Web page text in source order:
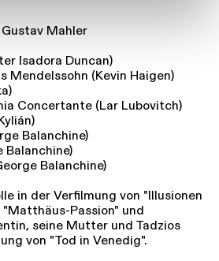
Mahler
Isadora Duncan)
Mendelssohn (Kevin Haigen)
Concertante (Lar Lubovitch)
Balanchine)
Balanchine)
Balanchine)
in der Verfilmung von "Illusionen
"Matthäus-Passion" und
seine Mutter und Tadzios
von "Tod in Venedig".